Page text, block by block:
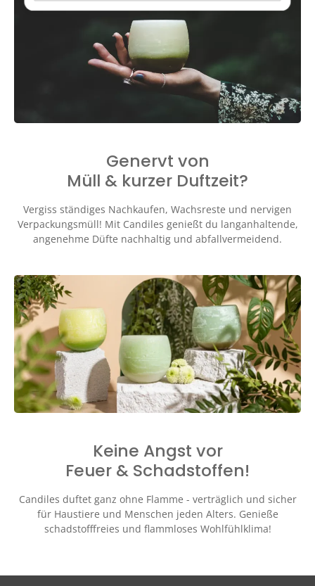
Genervt von
Müll & kurzer Duftzeit?
Vergiss ständiges Nachkaufen, Wachsreste und nervigen
Verpackungsmüll! Mit Candiles genießt du langanhaltende,
angenehme Düfte nachhaltig und abfallvermeidend.
Keine Angst vor
Feuer & Schadstoffen!
Candiles duftet ganz ohne Flamme - verträglich und sicher
für Haustiere und Menschen jeden Alters. Genieße
schadstofffreies und flammloses Wohlfühlklima!